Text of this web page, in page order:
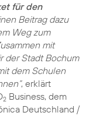
für den
Beitrag dazu
Weg zum
mit
der Stadt Bochum
dem Schulen
, erklärt
2 Business, dem
Deutschland /